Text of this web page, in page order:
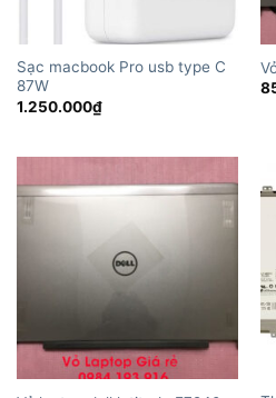
Sạc macbook Pro usb type C
87W
1.250.000₫